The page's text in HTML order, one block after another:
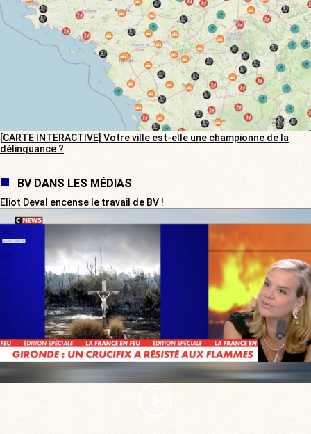
[CARTE INTERACTIVE] Votre ville est-elle une championne de la
délinquance ?
BV DANS LES MÉDIAS
Eliot Deval encense le travail de BV !